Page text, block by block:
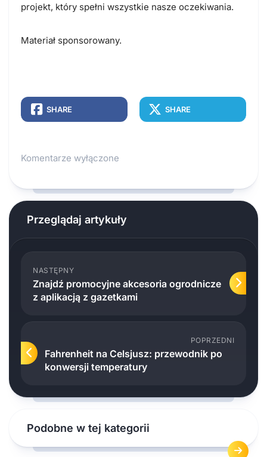
projekt, który spełni wszystkie nasze oczekiwania.
Materiał sponsorowany.
SHARE SHARE
Komentarze wyłączone
Przeglądaj artykuły
NASTĘPNY
Znajdź promocyjne akcesoria ogrodnicze
z aplikacją z gazetkami
POPRZEDNI
Fahrenheit na Celsjusz: przewodnik po
konwersji temperatury
Podobne w tej kategorii